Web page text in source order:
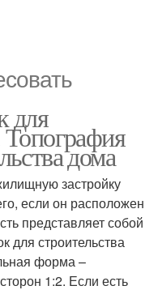
для
Топография
дома
застройку
если он расположен
представляет собой
для строительства
форма –
1:2. Если есть